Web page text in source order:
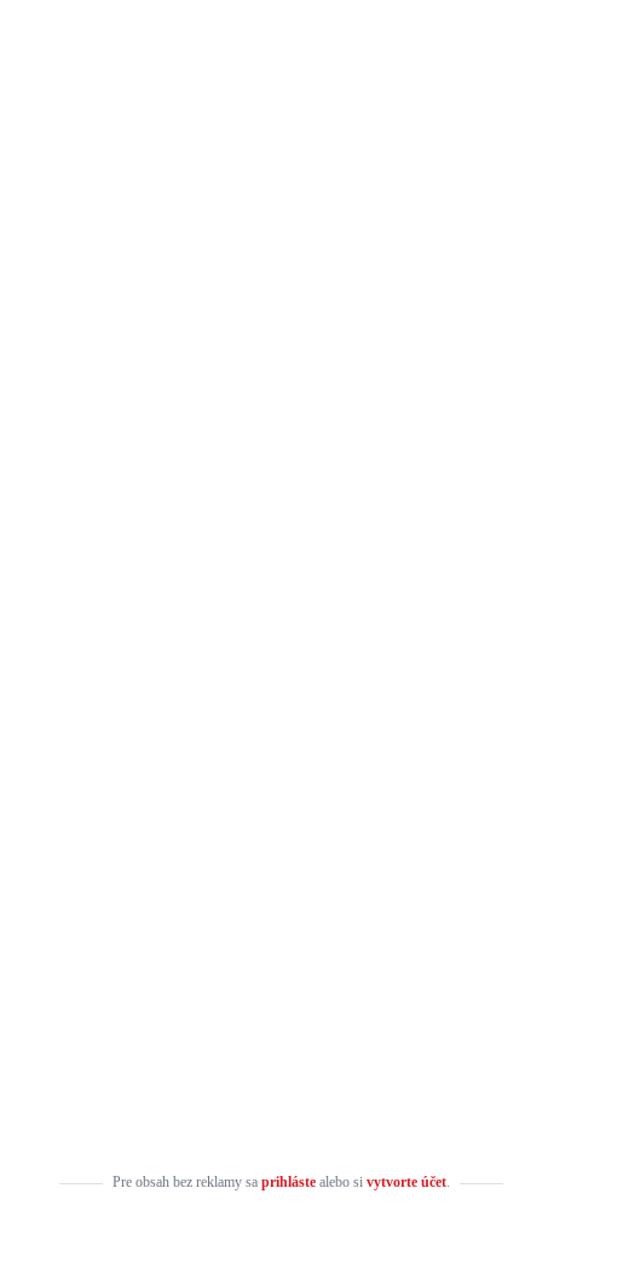
Pre obsah bez reklamy sa prihlástealebo si vytvorte účet.